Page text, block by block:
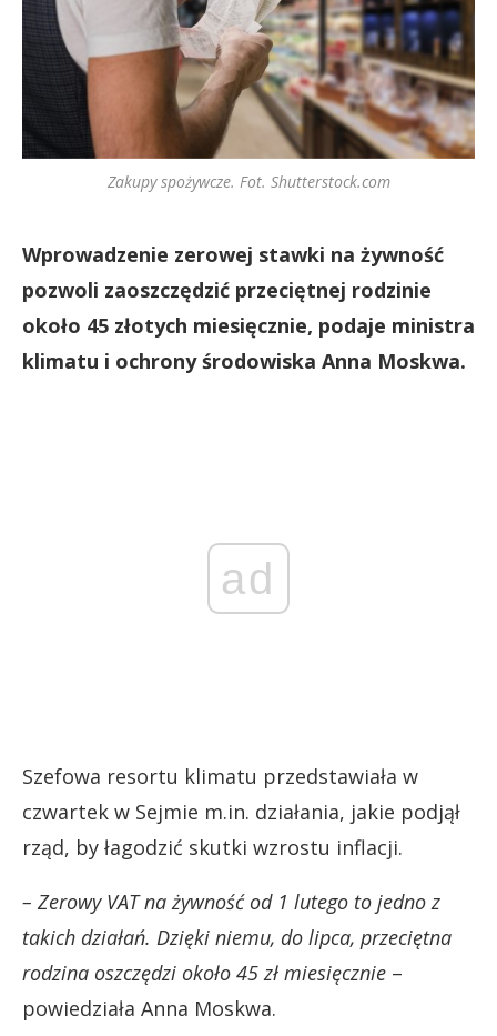
Zakupy spożywcze. Fot. Shutterstock.com
Wprowadzenie zerowej stawki na żywność
pozwoli zaoszczędzić przeciętnej rodzinie
około 45 złotych miesięcznie, podaje ministra
klimatu i ochrony środowiska Anna Moskwa.
ad
Szefowa resortu klimatu przedstawiała w
czwartek w Sejmie m.in. działania, jakie podjął
rząd, by łagodzić skutki wzrostu inflacji.
– Zerowy VAT na żywność od 1 lutego to jedno z
takich działań. Dzięki niemu, do lipca, przeciętna
rodzina oszczędzi około 45 zł miesięcznie –
powiedziała Anna Moskwa.